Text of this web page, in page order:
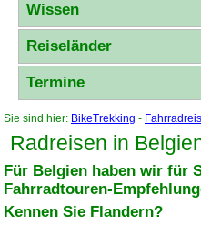
Wissen
Reiseländer
Termine
Sie sind hier: BikeTrekking -
Radreisen in
Für Belgien haben wir für
Fahrradtouren-
Kennen Sie Flandern?